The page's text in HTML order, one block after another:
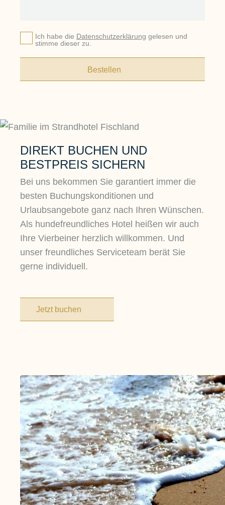
Ich habe die Datenschutzerklärung gelesen und
stimme dieser zu.
Bestellen
DIREKT BUCHEN UND
BESTPREIS SICHERN
Bei uns bekommen Sie garantiert immer die
besten Buchungskonditionen und
Urlaubsangebote ganz nach Ihren Wünschen.
Als hundefreundliches Hotel heißen wir auch
Ihre Vierbeiner herzlich willkommen. Und
unser freundliches Serviceteam berät Sie
gerne individuell.
Jetzt buchen